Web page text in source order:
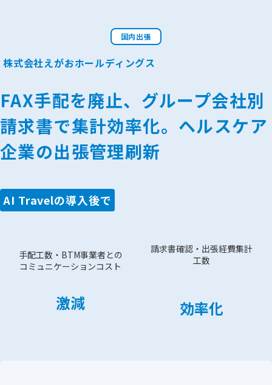
株式会社えがおホールディングス
FAX手配を廃止、グループ会社別
請求書で集計効率化。ヘルスケア
企業の出張管理刷新
AI Travelの導入後で
手配工数・BTM事業者との
コミュニケーションコスト
激減
請求書確認・出張経費集計
工数
効率化
国内出張